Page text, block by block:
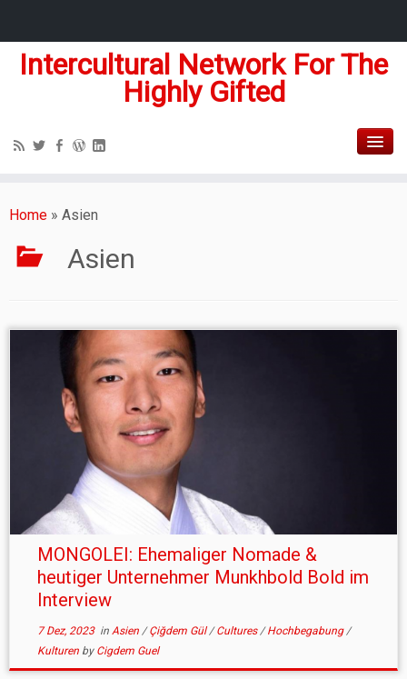
Intercultural Network For The
Highly Gifted
Home » Asien
Asien
MONGOLEI: Ehemaliger Nomade &
heutiger Unternehmer Munkhbold Bold im
Interview
7 Dez, 2023in Asien /Çiğdem Gül/Cultures/Hochbegabung/
Kulturen by Cigdem Guel